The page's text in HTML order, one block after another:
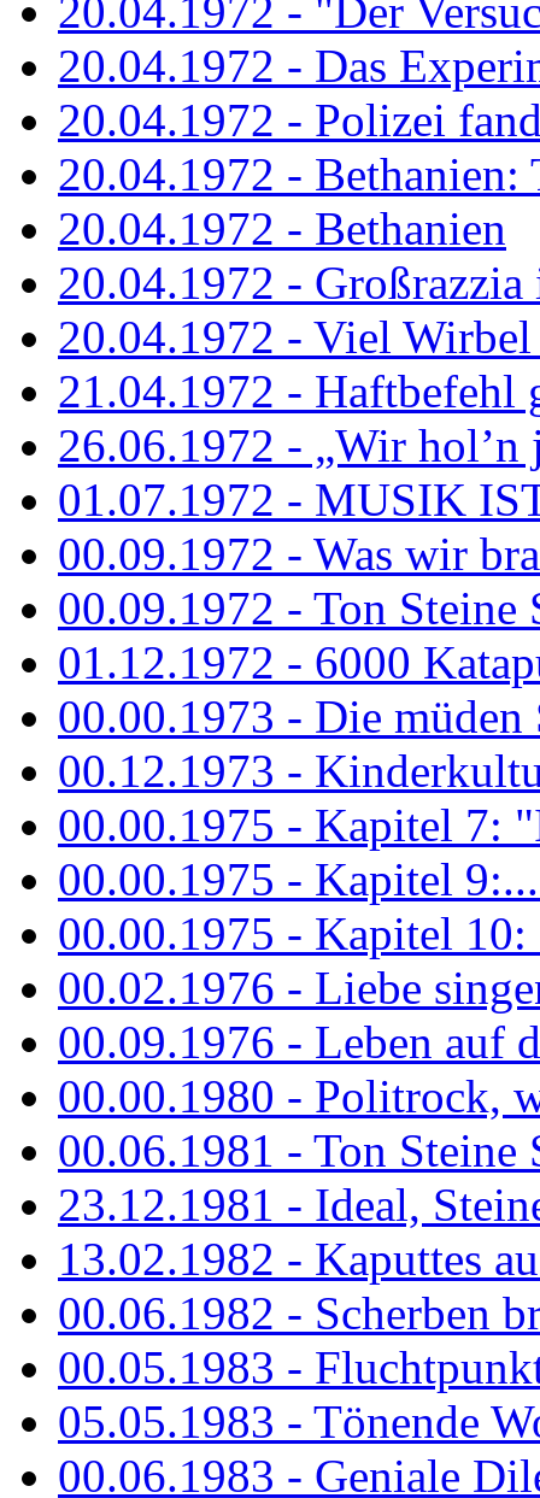
20.04.1972 - "Der
20.04.1972 - Das
20.04.1972 - Polizei
20.04.1972 - Bethanien:
20.04.1972 - Bethanien
20.04.1972 - Großrazzia
20.04.1972 - Viel
21.04.1972 - Haftbefehl
26.06.1972 - „Wir hol’n
01.07.1972 - MUSIK
00.09.1972 - Was wir
00.09.1972 - Ton Steine
01.12.1972 - 6000
00.00.1973 - Die müden
00.12.1973 -
00.00.1975 - Kapitel 7:
00.00.1975 - Kapitel
00.00.1975 - Kapitel
00.02.1976 - Liebe
00.09.1976 - Leben auf
00.00.1980 - Politrock,
00.06.1981 - Ton Steine
23.12.1981 - Ideal,
13.02.1982 - Kaputtes
00.06.1982 - Scherben
00.05.1983 -
05.05.1983 - Tönende
00.06.1983 - Geniale